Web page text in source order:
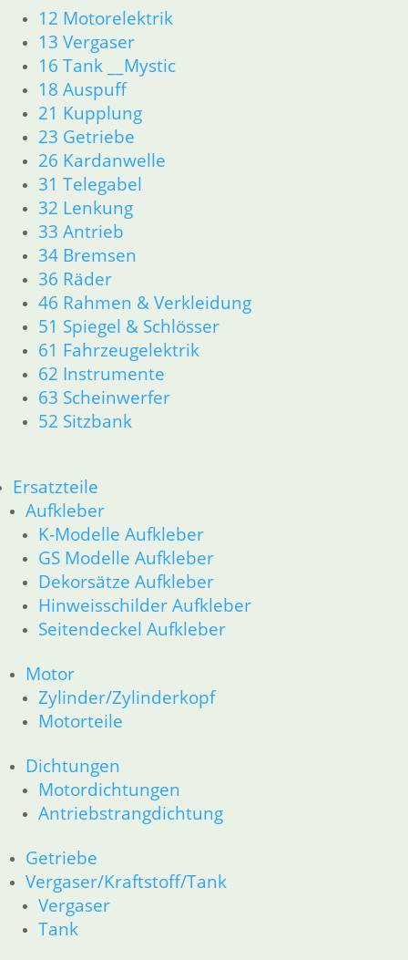
12 Motorelektrik
13 Vergaser
16 Tank __Mystic
18 Auspuff
21 Kupplung
23 Getriebe
26 Kardanwelle
31 Telegabel
32 Lenkung
33 Antrieb
34 Bremsen
36 Räder
46 Rahmen & Verkleidung
51 Spiegel & Schlösser
61 Fahrzeugelektrik
62 Instrumente
63 Scheinwerfer
52 Sitzbank
Ersatzteile
Aufkleber
K-Modelle Aufkleber
GS Modelle Aufkleber
Dekorsätze Aufkleber
Hinweisschilder Aufkleber
Seitendeckel Aufkleber
Motor
Zylinder/Zylinderkopf
Motorteile
Dichtungen
Motordichtungen
Antriebstrangdichtung
Getriebe
Vergaser/Kraftstoff/Tank
Vergaser
Tank
Dichtungen
Kolben/Kolbenringe
12 Motorelektrik
16 Tank
18 Auspuff
13 Vergaser
21 Kupplung
23 Getriebe
26 Kardanwelle
31 Telegabel
32 Lenkung
33 Antrieb
34 Bremsen
36 Räder
46 Rahmen & Verkleidung
51 Spiegel & Schlösser
61 Fahrzeugelektrik
62 Instrumente
52 Sitzbank
R80GS bis R100GS PD 1990
Kolben/Kolbenringe
Zylinderkopf
12 Motorelektrik
13 Vergaser
16 Tank
18 Auspuff
21 Kupplung
23 Getriebe
31 Telegabel
32 Lenkung
33 Antrieb
36 Räder
46 Rahmen & Verkleidung
51 Spiegel & Schlösser
61 Fahrzeugelektrik
62 Instrumente
63 Scheinwerfer
R80R bis R100R und Mystic
11 Motor